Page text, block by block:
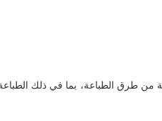
طرق الطباعة، بما في ذلك